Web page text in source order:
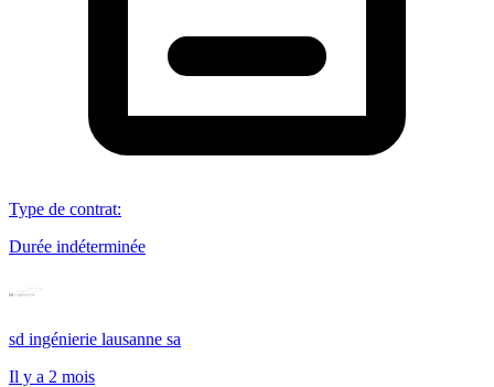
Type de contrat:
Durée indéterminée
sd ingénierie lausanne sa
Il y a 2 mois